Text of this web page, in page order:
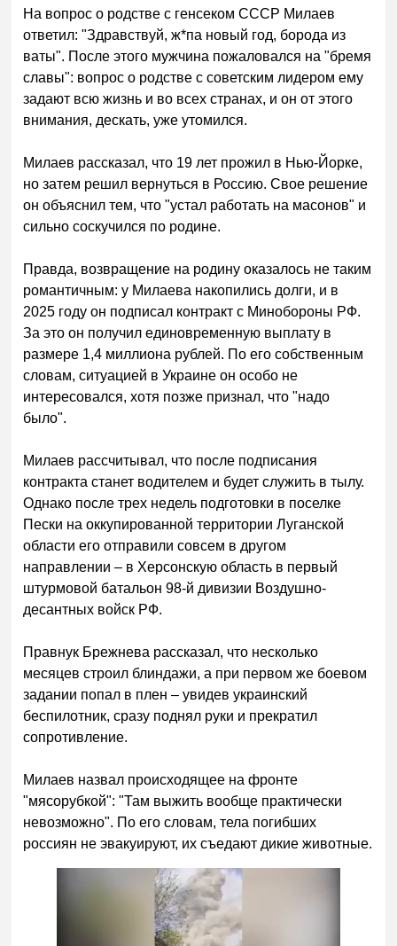
На вопрос о родстве с генсеком СССР Милаев
ответил: "Здравствуй, ж*па новый год, борода из
ваты". После этого мужчина пожаловался на "бремя
славы": вопрос о родстве с советским лидером ему
задают всю жизнь и во всех странах, и он от этого
внимания, дескать, уже утомился.
Милаев рассказал, что 19 лет прожил в Нью-Йорке,
но затем решил вернуться в Россию. Свое решение
он объяснил тем, что "устал работать на масонов" и
сильно соскучился по родине.
Правда, возвращение на родину оказалось не таким
романтичным: у Милаева накопились долги, и в
2025 году он подписал контракт с Минобороны РФ.
За это он получил единовременную выплату в
размере 1,4 миллиона рублей. По его собственным
словам, ситуацией в Украине он особо не
интересовался, хотя позже признал, что "надо
было".
Милаев рассчитывал, что после подписания
контракта станет водителем и будет служить в тылу.
Однако после трех недель подготовки в поселке
Пески на оккупированной территории Луганской
области его отправили совсем в другом
направлении – в Херсонскую область в первый
штурмовой батальон 98-й дивизии Воздушно-
десантных войск РФ.
Правнук Брежнева рассказал, что несколько
месяцев строил блиндажи, а при первом же боевом
задании попал в плен – увидев украинский
беспилотник, сразу поднял руки и прекратил
сопротивление.
Милаев назвал происходящее на фронте
"мясорубкой": "Там выжить вообще практически
невозможно". По его словам, тела погибших
россиян не эвакуируют, их съедают дикие животные.